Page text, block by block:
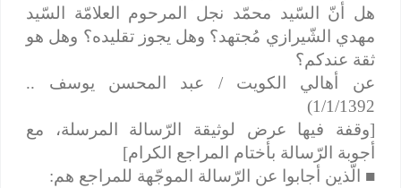
هل أنّ السّيد محمّد نجل المرحوم العلامّة السّيد
مهدي الشّيرازي مُجتهد؟ وهل يجوز تقليده؟ وهل هو
ثقة عندكم؟
عن أهالي الكويت / عبد المحسن يوسف ..
1/1/1392)
[وقفة فيها عرض لوثيقة الرّسالة المرسلة، مع
أجوبة الرّسالة بأختام المراجع الكرام]
■الَّذين أجابوا عن الرّسالة الموجّهة للمراجع هم: